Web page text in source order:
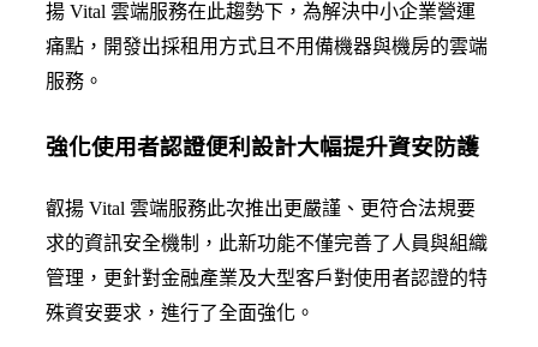
揚 Vital 雲端服務在此趨勢下，為解決中小企業營運
痛點，開發出採租用方式且不用備機器與機房的雲端
服務。
強化使用者認證便利設計大幅提升資安防護
叡揚 Vital 雲端服務此次推出更嚴謹、更符合法規要
求的資訊安全機制，此新功能不僅完善了人員與組織
管理，更針對金融產業及大型客戶對使用者認證的特
殊資安要求，進行了全面強化。